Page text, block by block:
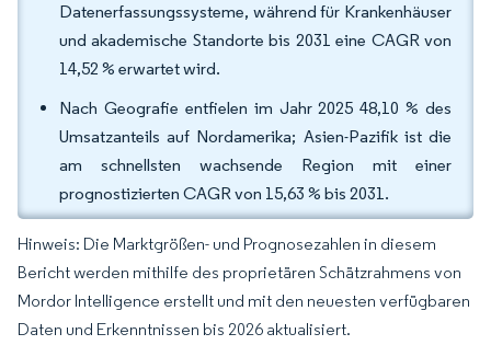
Datenerfassungssysteme, während für Krankenhäuser
und akademische Standorte bis 2031 eine CAGR von
14,52 % erwartet wird.
Nach Geografie entfielen im Jahr 2025 48,10 % des
Umsatzanteils auf Nordamerika; Asien-Pazifik ist die
am schnellsten wachsende Region mit einer
prognostizierten CAGR von 15,63 % bis 2031.
Hinweis: Die Marktgrößen- und Prognosezahlen in diesem
Bericht werden mithilfe des proprietären Schätzrahmens von
Mordor Intelligence erstellt und mit den neuesten verfügbaren
Daten und Erkenntnissen bis 2026 aktualisiert.